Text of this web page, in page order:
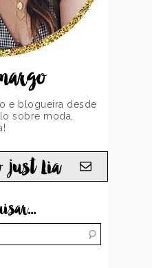
e blogueira desde
sobre moda,
just Lia